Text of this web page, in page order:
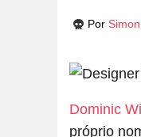
Por
Dominic
próprio